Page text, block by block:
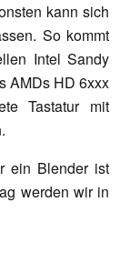
kann sich
So kommt
Intel Sandy
AMDs HD 6xxx
Tastatur mit
ein Blender ist
werden wir in